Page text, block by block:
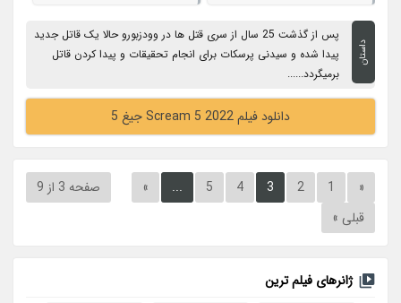
داستان
پس از گذشت 25 سال از سری قتل ها در وودزبورو حالا یک قاتل جدید
پیدا شده و سیدنی پرسکات برای انجام تحقیقات و پیدا کردن قاتل
برمیگردد......
دانلود فیلم Scream 5 2022 جیغ 5
صفحه 3 از 9 «
1
2
3
4
5
...
»
قبلی »
ژانرهای فیلم ترین